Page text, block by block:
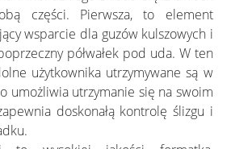
części. Pierwsza, to element
wsparcie dla guzów kulszowych i
półwałek pod uda. W ten
użytkownika utrzymywane są w
umożliwia utrzymanie się na swoim
doskonałą kontrolę ślizgu i